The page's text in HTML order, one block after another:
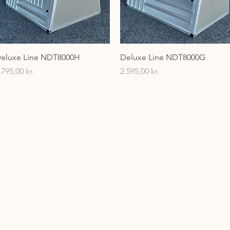
Hurtigvisning
Line NDT8000H
kr.
Hurtigvisning
Deluxe Line NDT8000G
Pris
2.595,00 kr.